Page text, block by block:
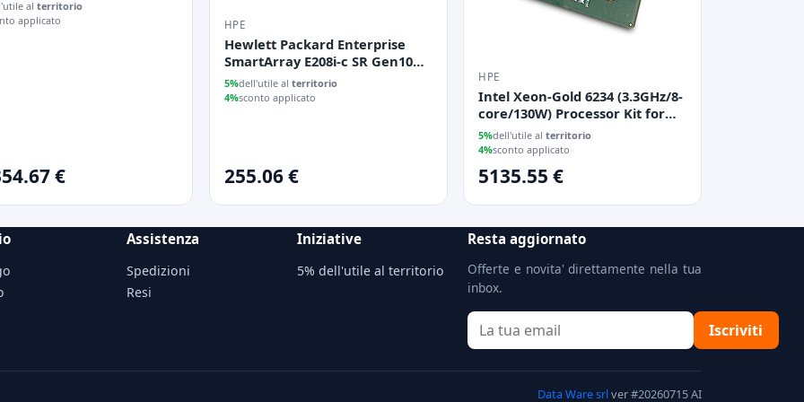
x 1000W
alterritorio
applicato
€
HPE
Hewlett Packard Enterprise
SmartArray E208i-c SR Gen10
controller RAID PCI Express x8
3.0 12 Gbit/s
5%dell'utile al territorio
4%sconto applicato
255.06 €
HPE
Intel Xeon-Gold 6234 (3.3GHz/8-
core/130W) Processor Kit for
HPE ProLiant DL360 Gen17
5%dell'utile alterritorio
4%sconto applicato
5135.55 €
Assistenza
Spedizioni
Resi
Iniziative
5% dell'utile al territorio
Resta aggiornato
Offerte e novita' direttamente nella tua
inbox.
Iscriviti
Data Ware srlver #20260715 AI